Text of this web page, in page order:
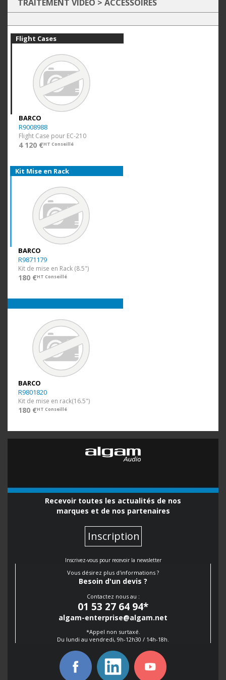
TRAITEMENT VIDÉO > ACCESSOIRES
Flight Cases
BARCO
R9008988
Flight Case pour EC-210
4 120 €HT Conseillé
Kit Mise en Rack
BARCO
R9871179
Kit de mise en Rack (8.5")
180 €HT Conseillé
BARCO
R9801820
Kit de mise en rack(16.5")
180 €HT Conseillé
Recevoir toutes les actualités de nos
marques et de nos partenaires
Inscription
Inscrivez-vous pour recevoir la newsletter
Vous désirez plus d'informations ?
Besoin d'un devis ?
Contactez nous au :
01 53 27 64 94*
algam-enterprise@algam.net
*Appel non surtaxé.
Du lundi au vendredi, 9h-12h30 / 14h-18h.